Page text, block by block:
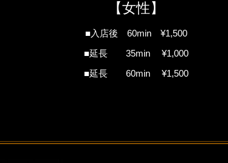
【女性】
■入店後 60min ¥1,500
■延長 35min ¥1,000
■延長 60min ¥1,500